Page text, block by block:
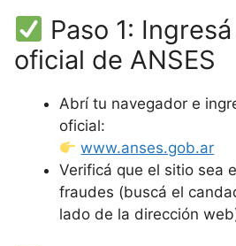
Paso 1:
oficial de ANSES
Abrí tu navegador e
oficial:
www.anses.gob.ar
Verificá que el sitio sea
fraudes (buscá el
lado de la dirección